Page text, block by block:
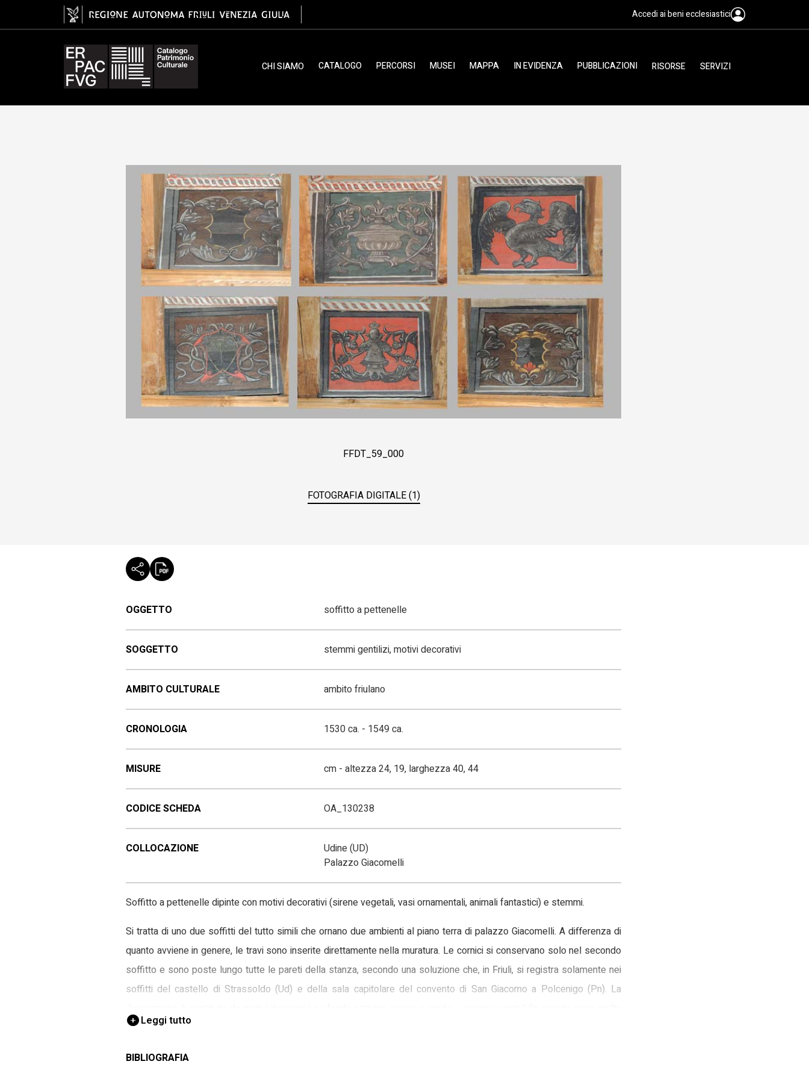
soffitto, ambito friulano, XVI Accedi ai beni ecclesiastici
CHI SIAMO CATALOGO PERCORSI MUSEI MAPPA IN EVIDENZA PUBBLICAZIONI RISORSE SERVIZI
FFDT_59_000
FOTOGRAFIA DIGITALE (1)
OGGETTO soffitto a pettenelle
SOGGETTO stemmi gentilizi, motivi decorativi
AMBITO CULTURALE ambito friulano
CRONOLOGIA 1530 ca. - 1549 ca.
MISURE cm - altezza 24, 19, larghezza 40, 44
CODICE SCHEDA OA_130238
COLLOCAZIONE
Udine (UD)
Palazzo Giacomelli
Soffitto a pettenelle dipinte con motivi decorativi (sirene vegetali, vasi ornamentali, animali fantastici) e stemmi.
Si tratta di uno due soffitti del tutto simili che ornano due ambienti al piano terra di palazzo Giacomelli. A differenza di
quanto avviene in genere, le travi sono inserite direttamente nella muratura. Le cornici si conservano solo nel secondo
soffitto e sono poste lungo tutte le pareti della stanza, secondo una soluzione che, in Friuli, si registra solamente nei
soffitti del castello di Strassoldo (Ud) e della sala capitolare del convento di San Giacomo a Polcenigo (Pn). La
stilizzate, rispetto ad altre produzioni come, per esempio, quelle dei palazzi Pisenti Stringher a Cividale o Andriotti a
Leggi tutto
BIBLIOGRAFIA